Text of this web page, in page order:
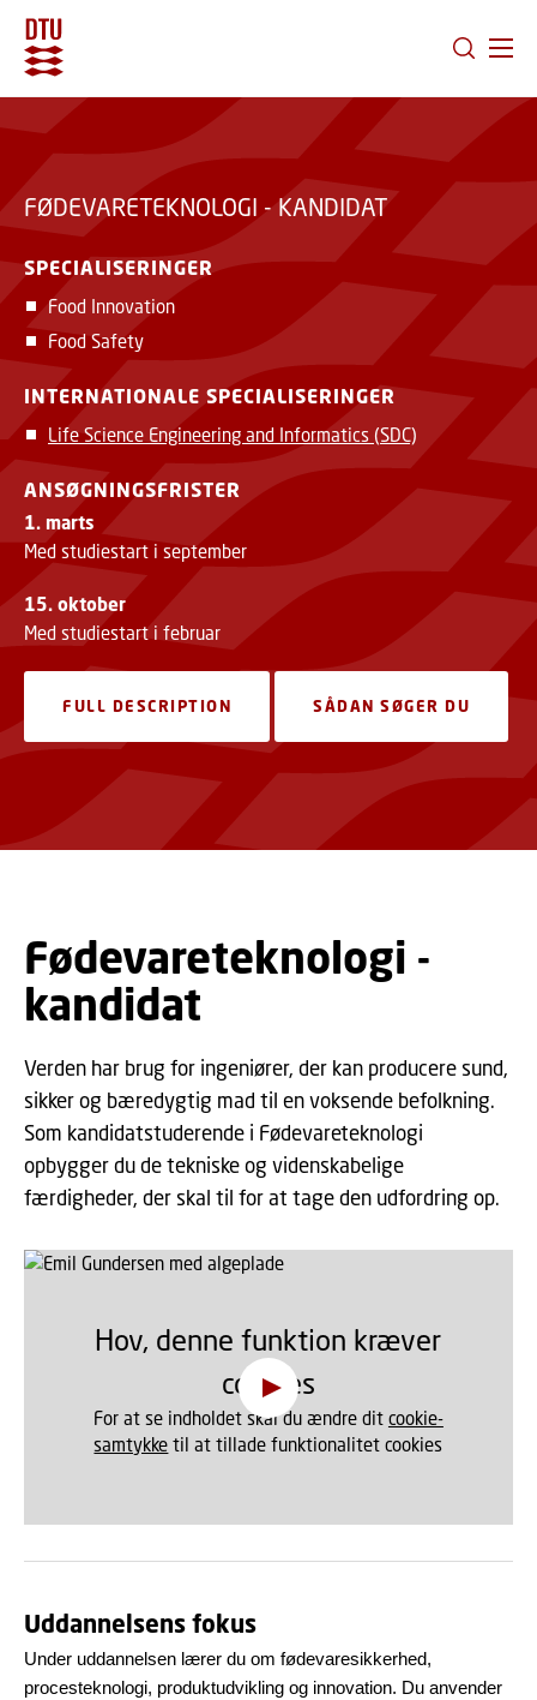
FØDEVARETEKNOLOGI - KANDIDAT
SPECIALISERINGER
Food Innovation
Food Safety
INTERNATIONALE SPECIALISERINGER
Life Science Engineering and Informatics (SDC)
ANSØGNINGSFRISTER
1. marts
Med studiestart i september
15. oktober
Med studiestart i februar
FULL DESCRIPTION SÅDAN SØGER DU
Fødevareteknologi -
kandidat
Verden har brug for ingeniører, der kan producere sund,
sikker og bæredygtig mad til en voksende befolkning.
Som kandidatstuderende i Fødevareteknologi
opbygger du de tekniske og videnskabelige
færdigheder, der skal til for at tage den udfordring op.
Hov, denne funktion kræver
cookies
For at se indholdet skal du ændre dit cookie-
samtykke til at tillade funktionalitet cookies
Uddannelsens fokus
Under uddannelsen lærer du om fødevaresikkerhed,
procesteknologi, produktudvikling og innovation. Du anvender